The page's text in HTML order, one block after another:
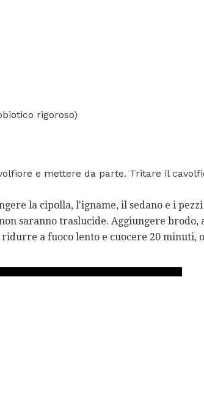
rigoroso)
e mettere da parte. Tritare il
la cipolla, l'igname, il sedano e i
saranno traslucide. Aggiungere brodo,
a fuoco lento e cuocere 20 minuti,